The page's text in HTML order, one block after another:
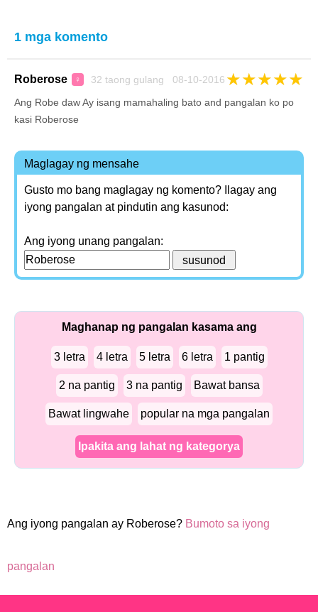
1 mga komento
Roberose ♀ 32 taong gulang 08-10-2016 ★★★★★
Ang Robe daw Ay isang mamahaling bato and pangalan ko po
kasi Roberose
Maglagay ng mensahe
Gusto mo bang maglagay ng komento? Ilagay ang
iyong pangalan at pindutin ang kasunod:
Ang iyong unang pangalan:
Maghanap ng pangalan kasama ang
3 letra 4 letra 5 letra 6 letra 1 pantig
2 na pantig 3 na pantig Bawat bansa
Bawat lingwahe popular na mga pangalan
Ipakita ang lahat ng kategorya
Ang iyong pangalan ay Roberose? Bumoto sa iyong
pangalan